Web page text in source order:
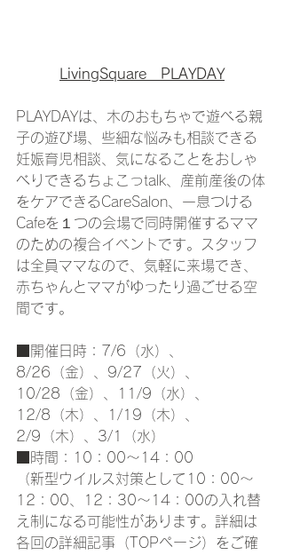
LivingSquare　PLAYDAY
PLAYDAYは、木のおもちゃで遊べる親
子の遊び場、些細な悩みも相談できる
妊娠育児相談、気になることをおしゃ
べりできるちょこっtalk、産前産後の体
をケアできるCareSalon、一息つける
Cafeを１つの会場で同時開催するママ
のための複合イベントです。スタッフ
は全員ママなので、気軽に来場でき、
赤ちゃんとママがゆったり過ごせる空
間です。
■開催日時：7/6（水）、
8/26（金）、9/27（火）、
10/28（金）、11/9（水）、
12/8（木）、1/19（木）、
2/9（木）、3/1（水）
■時間：10：00～14：00
（新型ウイルス対策として10：00～
12：00、12：30～14：00の入れ替
え制になる可能性があります。詳細は
各回の詳細記事（TOPページ）をご確